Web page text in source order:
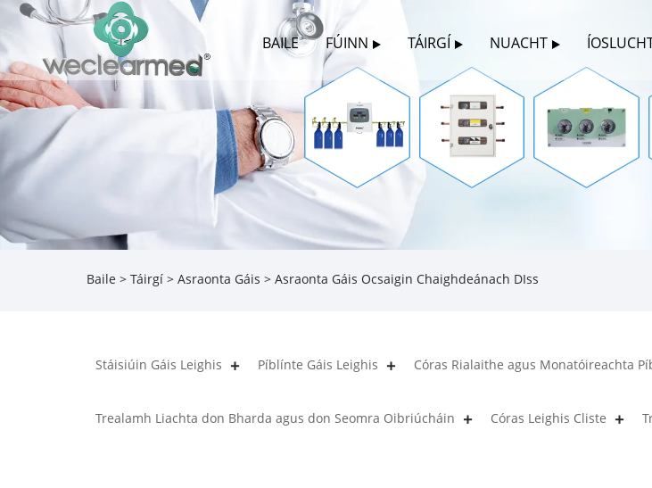
BAILE FÚINN TÁIRGÍ NUACHT
Baile > Táirgí > Asraonta Gáis > Asraonta Gáis Ocsaigin Chaighdeánach DIss
Stáisiúin Gáis Leighis Píblínte Gáis Leighis Córas Rialaithe agus Monatóireachta
Trealamh Liachta don Bharda agus don Seomra Oibriúcháin Córas Leighis Cliste